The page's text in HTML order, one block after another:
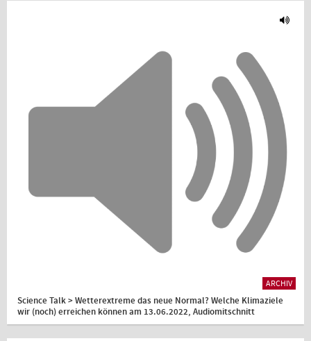
ARCHIV
Science Talk > Wetterextreme das neue Normal? Welche Klimaziele
wir (noch) erreichen können am 13.06.2022, Audiomitschnitt